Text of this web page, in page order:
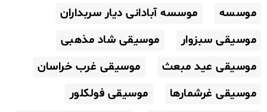
موسسه
موسسه آبادانی دیار سربداران
موسیقی سبزوار
موسیقی شاد مذهبی
موسیقی عید مبعث
موسیقی غرب خراسان
موسیقی غرشمارها
موسیقی فولکلور